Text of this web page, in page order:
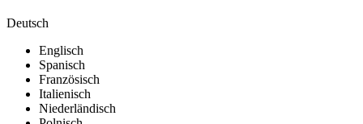
Deutsch
Englisch
Spanisch
Französisch
Italienisch
Niederländisch